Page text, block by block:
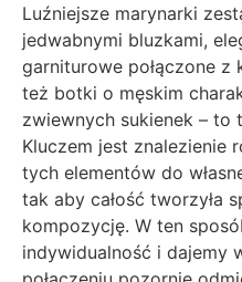
Luźniejsze marynarki
jedwabnymi bluzkami,
garniturowe połączone
też botki o męskim
zwiewnych sukienek –
Kluczem jest znalezienie
tych elementów do
tak aby całość tworzyła
kompozycję. W ten
indywidualność i dajemy